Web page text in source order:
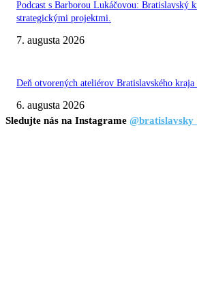
Podcast s Barborou Lukáčovou: Bratislavský
strategickými projektmi.
7. augusta 2026
Deň otvorených ateliérov Bratislavského
6. augusta 2026
Sledujte nás na Instagrame